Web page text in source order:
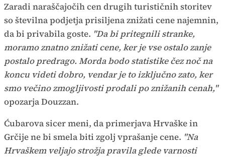
Zaradi naraščajočih cen drugih turističnih storitev
so številna podjetja prisiljena znižati cene najemnin,
da bi privabila goste. "Da bi pritegnili stranke,
moramo znatno znižati cene, ker je vse ostalo zanje
postalo predrago. Morda bodo statistike čez noč na
koncu videti dobro, vendar je to izključno zato, ker
smo večino zmogljivosti prodali po znižanih cenah,"
opozarja Douzzan.
Ćubarova sicer meni, da primerjava Hrvaške in
Grčije ne bi smela biti zgolj vprašanje cene. "Na
Hrvaškem veljajo strožja pravila glede varnosti